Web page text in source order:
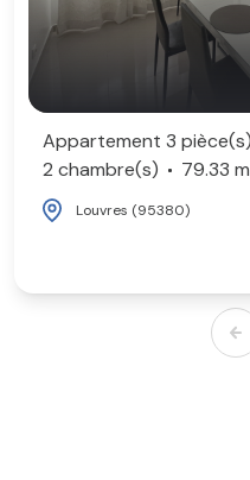
Appartement 3 pièce(s)
2 chambre(s)
79.33
Louvres (95380)